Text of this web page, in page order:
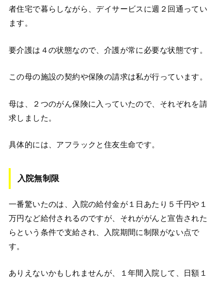
者住宅で暮らしながら、デイサービスに週２回通ってい
ます。
要介護は４の状態なので、介護が常に必要な状態です。
この母の施設の契約や保険の請求は私が行っています。
母は、２つのがん保険に入っていたので、それぞれを請
求しました。
具体的には、アフラックと住友生命です。
入院無制限
一番驚いたのは、入院の給付金が１日あたり５千円や１
万円など給付されるのですが、それががんと宣告された
らという条件で支給され、入院期間に制限がない点で
す。
ありえないかもしれませんが、１年間入院して、日額１